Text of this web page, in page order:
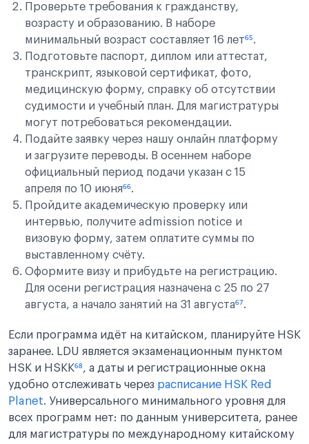
Проверьте требования к гражданству,
возрасту и образованию. В наборе
минимальный возраст составляет 16 лет⁶⁵.
Подготовьте паспорт, диплом или аттестат,
транскрипт, языковой сертификат, фото,
медицинскую форму, справку об отсутствии
судимости и учебный план. Для магистратуры
могут потребоваться рекомендации.
Подайте заявку через нашу онлайн платформу
и загрузите переводы. В осеннем наборе
официальный период подачи указан с 15
апреля по 10 июня⁶⁶.
Пройдите академическую проверку или
интервью, получите admission notice и
визовую форму, затем оплатите суммы по
выставленному счёту.
Оформите визу и прибудьте на регистрацию.
Для осени регистрация назначена с 25 по 27
августа, а начало занятий на 31 августа⁶⁷.
Если программа идёт на китайском, планируйте HSK
заранее. LDU является экзаменационным пунктом
HSK и HSKK⁶⁸, а даты и регистрационные окна
удобно отслеживать через расписание HSK Red
Planet. Универсального минимального уровня для
всех программ нет: по данным университета, ранее
для магистратуры по международному китайскому